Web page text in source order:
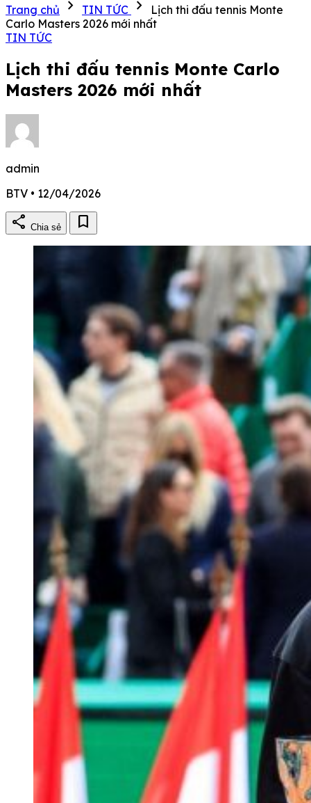
Trang chủ
chevron_right TIN TỨC chevron_right
Lịch thi đấu tennis Monte
Carlo Masters 2026 mới nhất
TIN TỨC
Lịch thi đấu tennis Monte Carlo
Masters 2026 mới nhất
admin
BTV • 12/04/2026
share Chia sẻ bookmark